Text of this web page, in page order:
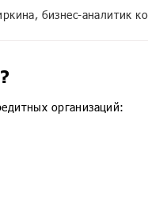
мониторинг.
компания 8 КОРП
бизнес-аналитик
организаций: